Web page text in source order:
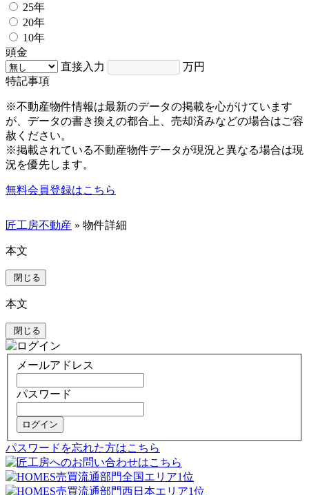
25年
20年
10年
頭金
直接入力
万円
特記事項
※不動産物件情報は最新のデータの掲載を心がけています
が、データの書き換えの都合上、売却済みなどの場合はご容
赦ください。
※掲載されている不動産物件データが現況と異なる場合は現
況を優先します。
無料会員登録はこちら
匠工房不動産 » 物件詳細
本文
閉じる
本文
閉じる
メールアドレス
パスワード
ログイン
パスワードを忘れた方はこちら